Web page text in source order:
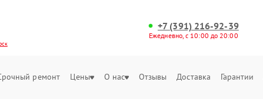
+7 (391) 216-92-39
Ежедневно, с 10:00 до 20:00
ремонт Цены О нас Отзывы Доставка Гарантии